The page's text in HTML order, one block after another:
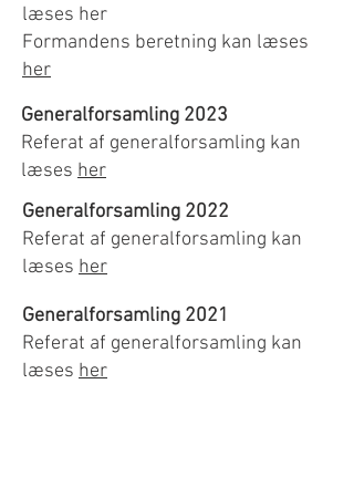
læses her
Formandens beretning kan læses
her
Generalforsamling 2023
Referat af generalforsamling kan
læses her
Generalforsamling 2022
Referat af generalforsamling kan
læses her
Generalforsamling 2021
Referat af generalforsamling kan
læses her